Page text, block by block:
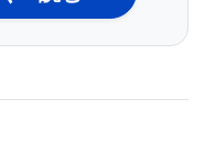
御システムを回避